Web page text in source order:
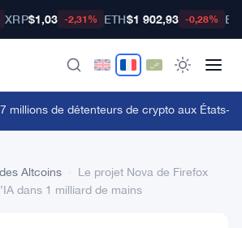
XRP$1,03 -2,31% ETH$1 902,93 -0,28%
de détenteurs de crypto aux États-
Altcoins
Le projet Nova de Firefox
dans 1 milliard de mains